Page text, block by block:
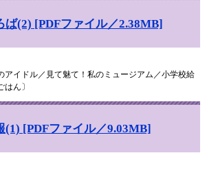
ば(2) [PDFファイル／2.38MB]
アイドル／見て魅て！私のミュージアム／小学校給
ん〕
(1) [PDFファイル／9.03MB]